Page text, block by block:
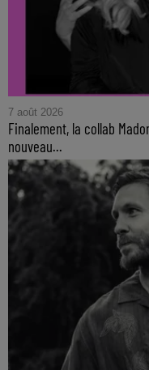
7 août 2026
Finalement, la collab
nouveau...